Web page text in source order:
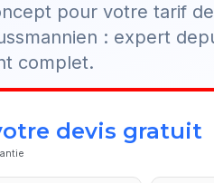
pour votre tarif
: expert
complet.
devis gratuit